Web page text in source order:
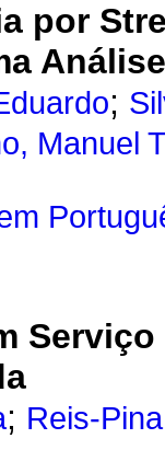
por
;
Manuel
; Reis-